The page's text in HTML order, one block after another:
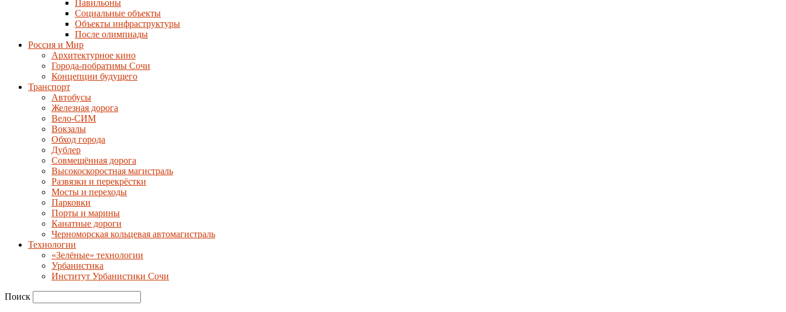
Павильоны
Социальные объекты
Объекты инфраструктуры
После олимпиады
Россия и Мир
Архитектурное кино
Города-побратимы Сочи
Концепции будущего
Транспорт
Автобусы
Железная дорога
Вело-СИМ
Вокзалы
Обход города
Дублер
Совмещённая дорога
Высокоскоростная магистраль
Развязки и перекрёстки
Мосты и переходы
Парковки
Порты и марины
Канатные дороги
Черноморская кольцевая автомагистраль
Технологии
«Зелёные» технологии
Урбанистика
Институт Урбанистики Сочи
Поиск